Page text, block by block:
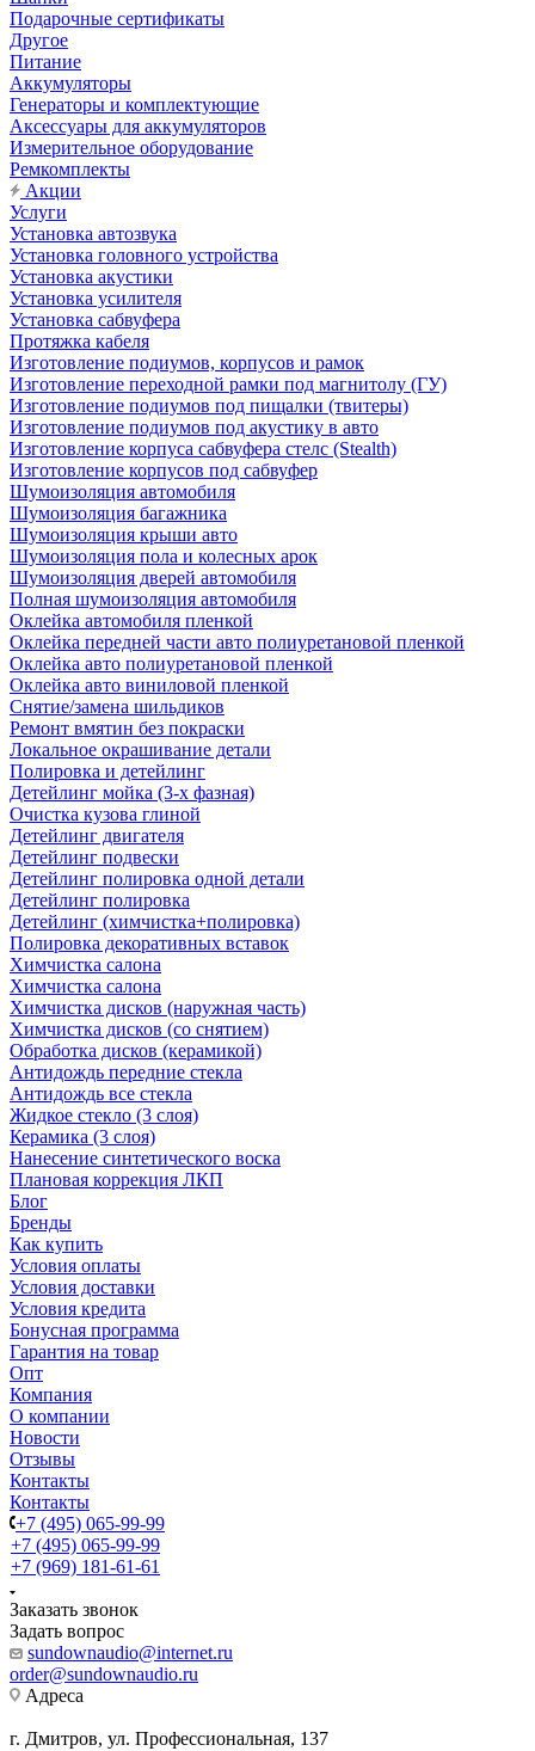
Подарочные сертификаты
Другое
Питание
Аккумуляторы
Генераторы и комплектующие
Аксессуары для аккумуляторов
Измерительное оборудование
Ремкомплекты
Акции
Услуги
Установка автозвука
Установка головного устройства
Установка акустики
Установка усилителя
Установка сабвуфера
Протяжка кабеля
Изготовление подиумов, корпусов и рамок
Изготовление переходной рамки под магнитолу (ГУ)
Изготовление подиумов под пищалки (твитеры)
Изготовление подиумов под акустику в авто
Изготовление корпуса сабвуфера стелс (Stealth)
Изготовление корпусов под сабвуфер
Шумоизоляция автомобиля
Шумоизоляция багажника
Шумоизоляция крыши авто
Шумоизоляция пола и колесных арок
Шумоизоляция дверей автомобиля
Полная шумоизоляция автомобиля
Оклейка автомобиля пленкой
Оклейка передней части авто полиуретановой пленкой
Оклейка авто полиуретановой пленкой
Оклейка авто виниловой пленкой
Снятие/замена шильдиков
Ремонт вмятин без покраски
Локальное окрашивание детали
Полировка и детейлинг
Детейлинг мойка (3-х фазная)
Очистка кузова глиной
Детейлинг двигателя
Детейлинг подвески
Детейлинг полировка одной детали
Детейлинг полировка
Детейлинг (химчистка+полировка)
Полировка декоративных вставок
Химчистка салона
Химчистка салона
Химчистка дисков (наружная часть)
Химчистка дисков (со снятием)
Обработка дисков (керамикой)
Антидождь передние стекла
Антидождь все стекла
Жидкое стекло (3 слоя)
Керамика (3 слоя)
Нанесение синтетического воска
Плановая коррекция ЛКП
Блог
Бренды
Как купить
Условия оплаты
Условия доставки
Условия кредита
Бонусная программа
Гарантия на товар
Опт
Компания
О компании
Новости
Отзывы
Контакты
Контакты
+7 (495) 065-99-99
+7 (495) 065-99-99
+7 (969) 181-61-61
Заказать звонок
Задать вопрос
sundownaudio@internet.ru
order@sundownaudio.ru
Адреса
г. Дмитров, ул. Профессиональная, 137